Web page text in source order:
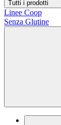
Tutti i prodotti
Linee Coop
Senza Glutine